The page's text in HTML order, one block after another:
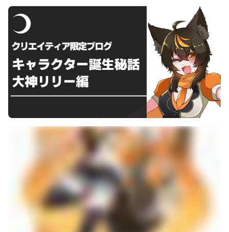
☆ファンクラブ収益の使途は、主に下記のとおりです。
・月夜野ルオ主催企画の運営費
・ファンクラブ会員の皆様への特典
など